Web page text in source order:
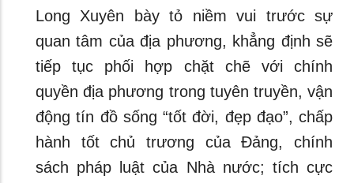
Long Xuyên bày tỏ niềm vui trước sự
quan tâm của địa phương, khẳng định sẽ
tiếp tục phối hợp chặt chẽ với chính
quyền địa phương trong tuyên truyền, vận
động tín đồ sống “tốt đời, đẹp đạo”, chấp
hành tốt chủ trương của Đảng, chính
sách pháp luật của Nhà nước; tích cực